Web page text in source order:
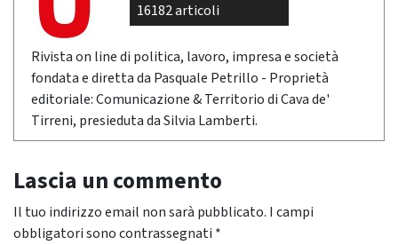
16182 articoli
Rivista on line di politica, lavoro, impresa e società
fondata e diretta da Pasquale Petrillo - Proprietà
editoriale: Comunicazione & Territorio di Cava de'
Tirreni, presieduta da Silvia Lamberti.
Lascia un commento
Il tuo indirizzo email non sarà pubblicato. I campi
obbligatori sono contrassegnati *